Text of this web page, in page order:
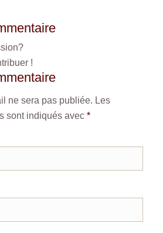
!
ne sera pas publiée. Les
sont indiqués avec *